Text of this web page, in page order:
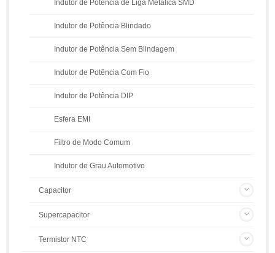
Indutor de Potência de Liga Metálica SMD
Indutor de Potência Blindado
Indutor de Potência Sem Blindagem
Indutor de Potência Com Fio
Indutor de Potência DIP
Esfera EMI
Filtro de Modo Comum
Indutor de Grau Automotivo
Capacitor
Supercapacitor
Termistor NTC